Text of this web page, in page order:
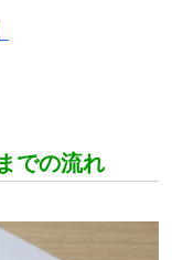
での流れ